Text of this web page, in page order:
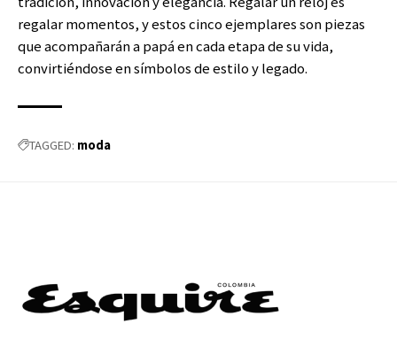
regalar momentos, y estos cinco ejemplares son piezas
que acompañarán a papá en cada etapa de su vida,
convirtiéndose en símbolos de estilo y legado.
TAGGED: moda